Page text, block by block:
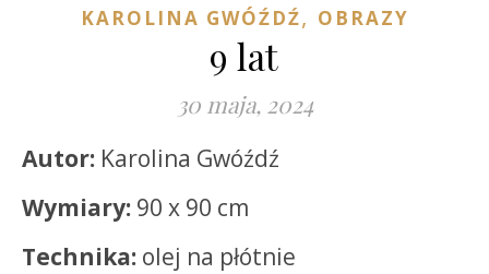
KAROLINA GWÓŹDŹ, OBRAZY
9 lat
30 maja, 2024
Autor: Karolina Gwóźdź
Wymiary: 90 x 90 cm
Technika: olej na płótnie